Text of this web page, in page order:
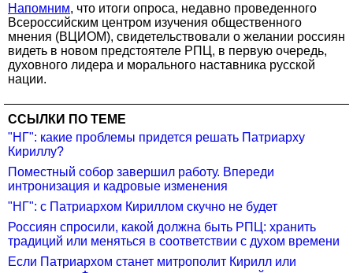
Напомним, что итоги опроса, недавно проведенного
Всероссийским центром изучения общественного
мнения (ВЦИОМ), свидетельствовали о желании россиян
видеть в новом предстоятеле РПЦ, в первую очередь,
духовного лидера и морального наставника русской
нации.
ССЫЛКИ ПО ТЕМЕ
"НГ": какие проблемы придется решать Патриарху
Кириллу?
Поместный собор завершил работу. Впереди
интронизация и кадровые изменения
"НГ": с Патриархом Кириллом скучно не будет
Россиян спросили, какой должна быть РПЦ: хранить
традиций или меняться в соответствии с духом времени
Если Патриархом станет митрополит Кирилл или